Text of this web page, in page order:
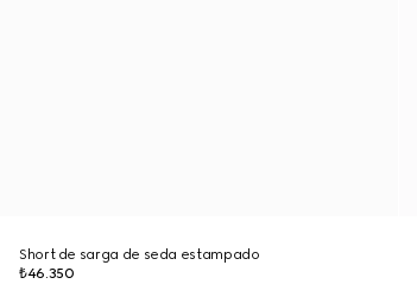
Short de sarga de seda estampado
₺46.350